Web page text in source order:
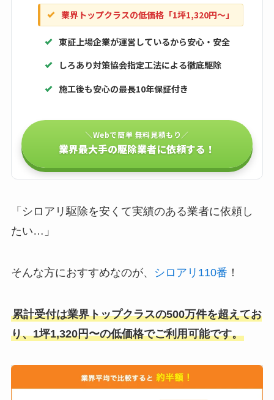
業界トップクラスの低価格「1坪1,320円〜」
東証上場企業が運営しているから安心・安全
しろあり対策協会指定工法による徹底駆除
施工後も安心の最長10年保証付き
＼Webで簡単 無料見積もり／
業界最大手の駆除業者に依頼する！
「シロアリ駆除を安くて実績のある業者に依頼し
たい…」
そんな方におすすめなのが、 シロアリ110番 ！
累計受付は業界トップクラスの500万件を超えてお
り、1坪1,320円〜の低価格でご利用可能です。